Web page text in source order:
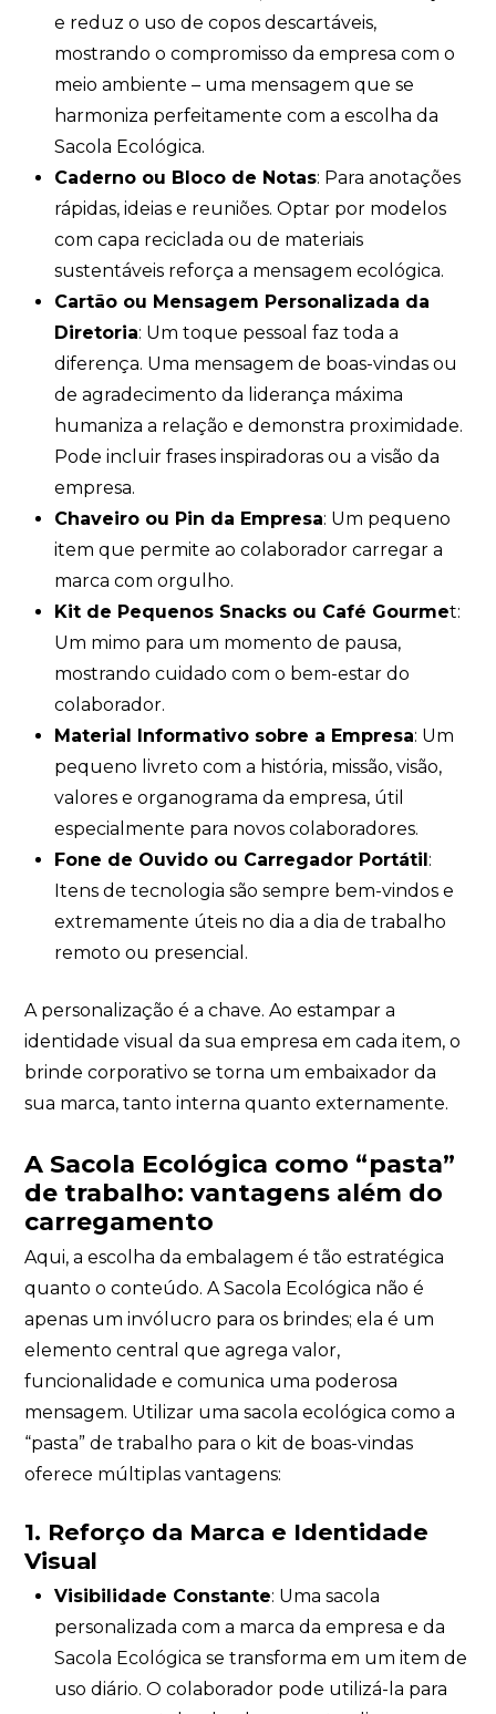
e reduz o uso de copos descartáveis,
mostrando o compromisso da empresa com o
meio ambiente – uma mensagem que se
harmoniza perfeitamente com a escolha da
Sacola Ecológica.
Caderno ou Bloco de Notas: Para anotações
rápidas, ideias e reuniões. Optar por modelos
com capa reciclada ou de materiais
sustentáveis reforça a mensagem ecológica.
Cartão ou Mensagem Personalizada da
Diretoria: Um toque pessoal faz toda a
diferença. Uma mensagem de boas-vindas ou
de agradecimento da liderança máxima
humaniza a relação e demonstra proximidade.
Pode incluir frases inspiradoras ou a visão da
empresa.
Chaveiro ou Pin da Empresa: Um pequeno
item que permite ao colaborador carregar a
marca com orgulho.
Kit de Pequenos Snacks ou Café Gourmet:
Um mimo para um momento de pausa,
mostrando cuidado com o bem-estar do
colaborador.
Material Informativo sobre a Empresa: Um
pequeno livreto com a história, missão, visão,
valores e organograma da empresa, útil
especialmente para novos colaboradores.
Fone de Ouvido ou Carregador Portátil :
Itens de tecnologia são sempre bem-vindos e
extremamente úteis no dia a dia de trabalho
remoto ou presencial.
A personalização é a chave. Ao estampar a
identidade visual da sua empresa em cada item, o
brinde corporativo se torna um embaixador da
sua marca, tanto interna quanto externamente.
A Sacola Ecológica como “pasta”
de trabalho: vantagens além do
carregamento
Aqui, a escolha da embalagem é tão estratégica
quanto o conteúdo. A Sacola Ecológica não é
apenas um invólucro para os brindes; ela é um
elemento central que agrega valor,
funcionalidade e comunica uma poderosa
mensagem. Utilizar uma sacola ecológica como a
“pasta” de trabalho para o kit de boas-vindas
oferece múltiplas vantagens:
1. Reforço da Marca e Identidade
Visual
Visibilidade Constante: Uma sacola
personalizada com a marca da empresa e da
Sacola Ecológica se transforma em um item de
uso diário. O colaborador pode utilizá-la para
Sacola
+55
Eu concordo em receber
A nossa empresa está comprometida a
sua privacidade, utilizaremos seus dados
Iniciar conversa